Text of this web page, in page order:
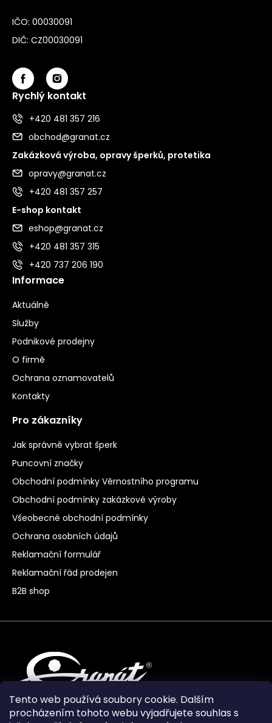
Tento web používá soubory cookie. Dalším
procházením tohoto webu vyjadřujete souhlas s
IČO: 00030091
DIČ: CZ00030091
Rychlý kontakt
+420 481 357 216
obchod@granat.cz
Zakázková výroba, opravy šperků, protetika
opravy@granat.cz
+420 481 357 257
E-shop kontakt
eshop@granat.cz
+420 481 357 315
+420 737 206 190
Informace
Aktuálně
Služby
Podnikové prodejny
O firmě
Ochrana oznamovatelů
Kontakty
Pro zákazníky
Jak správně vybrat šperk
Puncovní značky
Obchodní podmínky Věrnostního programu
Obchodní podmínky zakázkové výroby
Všeobecné obchodní podmínky
Ochrana osobních údajů
Reklamační formulář
Reklamační řád prodejen
B2B shop